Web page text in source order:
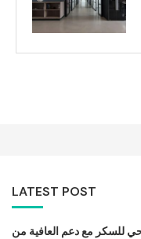
LATEST POST